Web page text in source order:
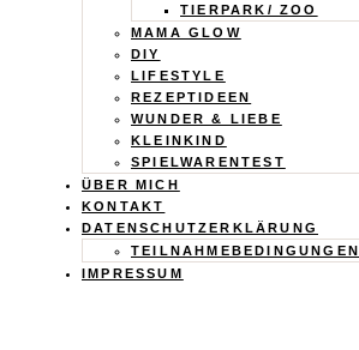
TIERPARK/ ZOO
MAMA GLOW
DIY
LIFESTYLE
REZEPTIDEEN
WUNDER & LIEBE
KLEINKIND
SPIELWARENTEST
ÜBER MICH
KONTAKT
DATENSCHUTZERKLÄRUNG
TEILNAHMEBEDINGUNGEN
IMPRESSUM